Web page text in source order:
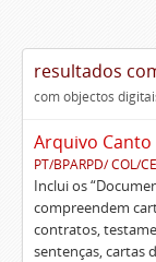
resultados
com objectos
Arquivo Canto
PT/BPARPD/ COL/
Inclui os
compreendem
contratos,
sentenças, cartas